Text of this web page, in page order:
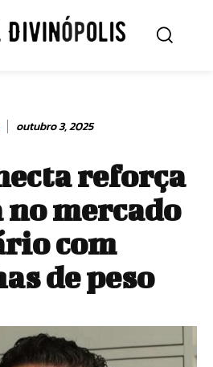
outubro 3, 2025
reforça
no mercado
com
de peso